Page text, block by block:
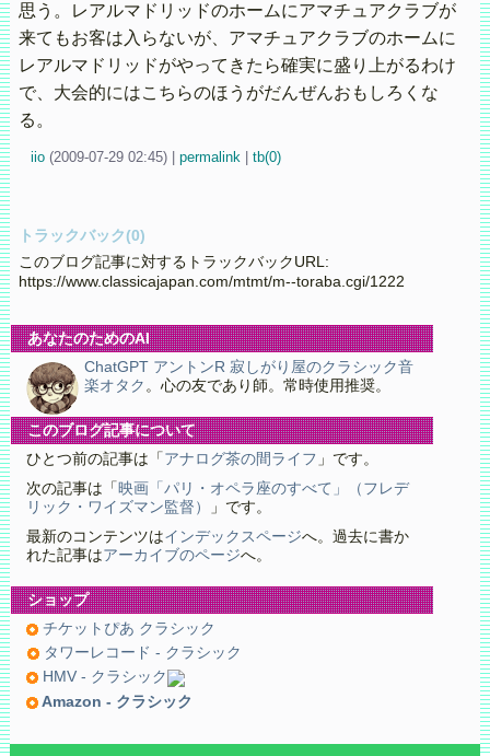
思う。レアルマドリッドのホームにアマチュアクラブが
来てもお客は入らないが、アマチュアクラブのホームに
レアルマドリッドがやってきたら確実に盛り上がるわけ
で、大会的にはこちらのほうがだんぜんおもしろくな
る。
iio (2009-07-29 02:45) permalink| tb(0)
トラックバック(0)
このブログ記事に対するトラックバックURL:
https://www.classicajapan.com/mtmt/m--toraba.cgi/1222
あなたのためのAI
ChatGPT アントンR 寂しがり屋のクラシック音
楽オタク 。心の友であり師。常時使用推奨。
このブログ記事について
ひとつ前の記事は「 アナログ茶の間ライフ 」です。
次の記事は「 映画「パリ・オペラ座のすべて」（フレデ
リック・ワイズマン監督）
」です。
最新のコンテンツはインデックスページへ。過去に書か
れた記事はアーカイブのページへ。
ショップ
チケットぴあ クラシック
タワーレコード - クラシック
HMV - クラシック
Amazon - クラシック